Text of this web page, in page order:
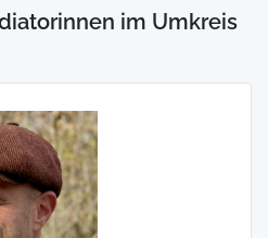
im Umkreis